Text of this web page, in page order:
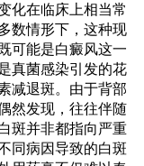
化在临床上相当常
数情形下，这种现
可能是白癜风这一
真菌感染引发的花
减退斑。由于背部
然发现，往往伴随
斑并非都指向严重
同病因导致的白斑